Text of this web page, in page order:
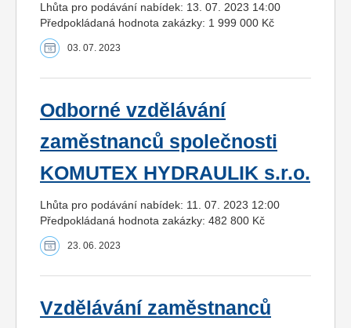
Lhůta pro podávání nabídek: 13. 07. 2023 14:00
Předpokládaná hodnota zakázky: 1 999 000 Kč
03. 07. 2023
Odborné vzdělávání
zaměstnanců společnosti
KOMUTEX HYDRAULIK s.r.o.
Lhůta pro podávání nabídek: 11. 07. 2023 12:00
Předpokládaná hodnota zakázky: 482 800 Kč
23. 06. 2023
Vzdělávání zaměstnanců